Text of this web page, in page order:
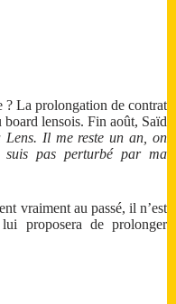
? La prolongation de contrat
board lensois. Fin août, Saïd
Lens. Il me reste un an, on
suis pas perturbé par ma
vraiment au passé, il n’est
proposera de prolonger